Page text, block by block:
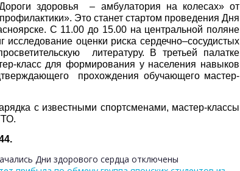
здоровья – амбулатория на колесах» от
Это станет стартом проведения Дня
С 11.00 до 15.00 на центральной поляне
оценки риска сердечно–сосудистых
литературу. В третьей палатке
класс для формирования у населения навыков
прохождения обучающего мастер-
с известными спортсменами, мастер-классы
Дни здорового сердца отключены